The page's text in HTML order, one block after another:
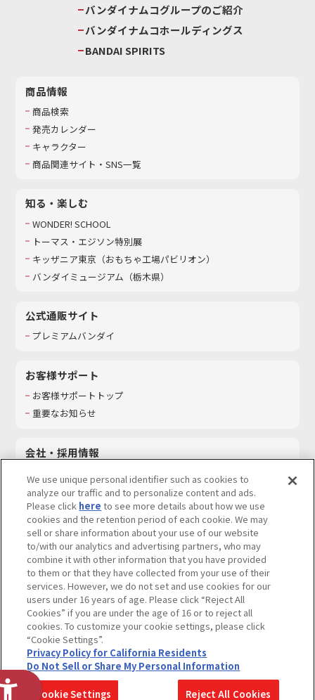
バンダイナムコグループのご紹介
バンダイナムコホールディングス
BANDAI SPIRITS
商品情報
商品検索
発売カレンダー
キャラクター
商品関連サイト・SNS一覧
知る・楽しむ
WONDER! SCHOOL
トーマス・エジソン特別展
キッザニア東京（おもちゃ工場パビリオン）​
バンダイミュージアム（栃木県）
公式通販サイト
プレミアムバンダイ
お客様サポート
お客様サポートトップ
重要なお知らせ
会社・採用情報
採用情報
サステナビリティ
お問い合わせ
ウェブサイトご利用条件 ソーシャルメディアポリシー
個人情報及び特定個人情報等の取り扱いに関する保護方針
Do Not Sell or Share My Personal Information著作権・商標について
カスタマーハラスメントに対する基本的な対応方針
コピーライト一覧を表示する
We use unique personal identifier such as cookies to
analyze our traffic and to personalize content and ads.
Please click here to see more details about how we use
cookies and the retention period of each cookie. We may
sell or share information about your use of our website
to/with our analytics and advertising partners, who may
combine it with other information that you have provided
to them or that they have collected from your use of their
services. However, we do not set and use cookies for our
users under 16 years of age. Please click “Reject All
Cookies” if you are under the age of 16 or to reject all
cookies. To customize your cookie settings, please click
“Cookie Settings”.
Privacy Policy for California Residents
Do Not Sell or Share My Personal Information
Cookie Settings Reject All Cookies